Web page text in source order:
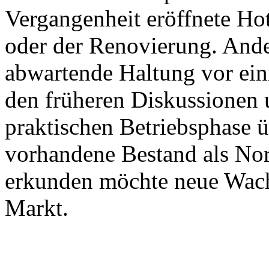
Vergangenheit eröffnete
oder der Renovierung.
abwartende Haltung vor
den früheren
praktischen Betriebsphase
vorhandene Bestand als
erkunden möchte neue
Markt.